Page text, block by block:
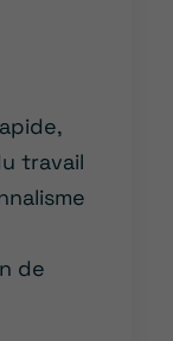
travail
de